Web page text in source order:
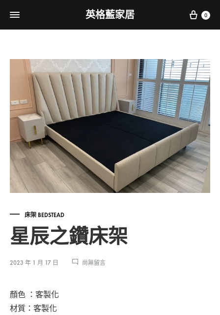
英格藍家居 Cart
0
床架 BEDSTEAD
星辰之鑽床架
2023 年 1 月 17 日
在
尚無留言
顏色 ：客製化
材質：客製化